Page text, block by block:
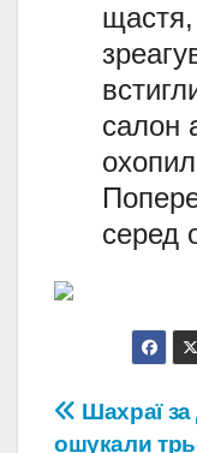
щастя,
салон
серед
Шахраї
ошукали